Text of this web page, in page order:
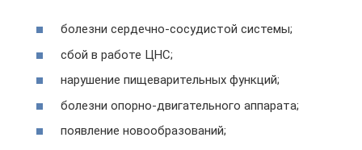
болезни сердечно-сосудистой системы;
сбой в работе ЦНС;
нарушение пищеварительных функций;
болезни опорно-двигательного аппарата;
появление новообразований;